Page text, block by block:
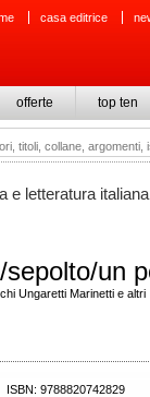
casa editrice
offerte top ten
e letteratura italiana
un
Ungaretti Marinetti e altri
ISBN: 9788820742829